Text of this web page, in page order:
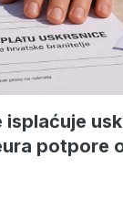
potpore